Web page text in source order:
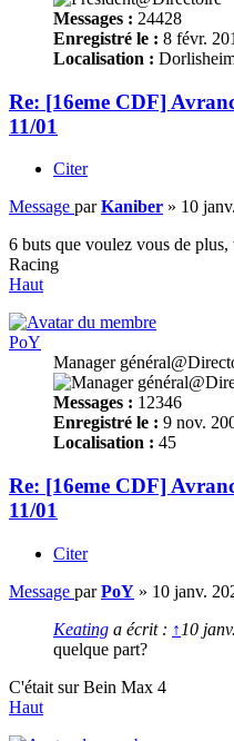
Messages : 24428
Enregistré le : 8 févr.
Localisation :
Re: [16eme CDF]
11/01
Citer
Message parKaniber » 10
6 buts que voulez vous de
Racing
Haut
PoY
Manager
Messages : 12346
Enregistré le : 9 nov.
Localisation : 45
Re: [16eme CDF]
11/01
Citer
Message parPoY » 10 janv.
Keating a écrit : ↑ 10
quelque part?
C'était sur Bein Max 4
Haut